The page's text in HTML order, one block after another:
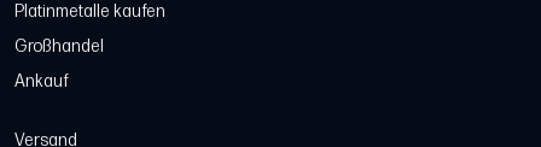
Platinmetalle kaufen
Großhandel
Ankauf
Versand